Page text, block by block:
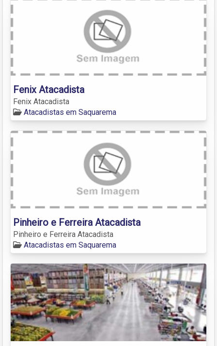
Fenix Atacadista
Fenix Atacadista
Atacadistas em Saquarema
Pinheiro e Ferreira Atacadista
Pinheiro e Ferreira Atacadista
Atacadistas em Saquarema